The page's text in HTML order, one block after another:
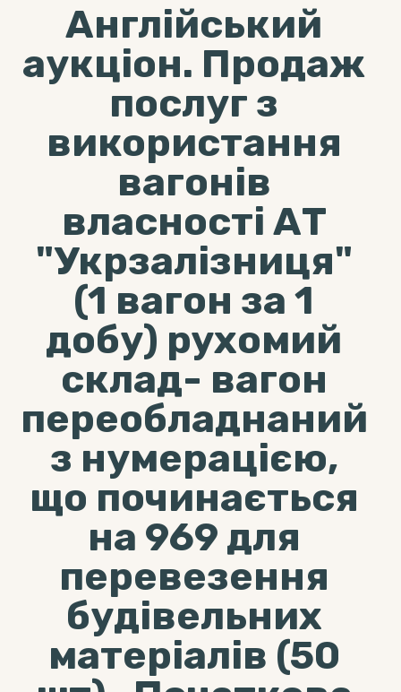
Англійський
аукціон. Продаж
послуг з
використання
вагонів
власності АТ
"Укрзалізниця"
(1 вагон за 1
добу) рухомий
склад- вагон
переобладнаний
з нумерацією,
що починається
на 969 для
перевезення
будівельних
матеріалів (50